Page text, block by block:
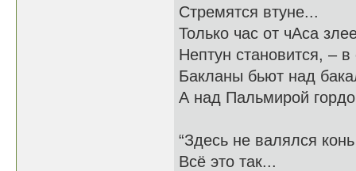
Стремятся втуне...
Только час от чАса
Нептун становится, –
Бакланы бьют над
А над Пальмирой
“Здесь не валялся
Всё это так...